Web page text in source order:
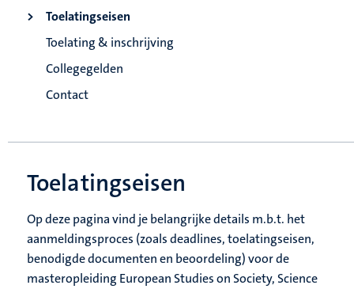
Toelatingseisen
Toelating & inschrijving
Collegegelden
Contact
Toelatingseisen
Op deze pagina vind je belangrijke details m.b.t. het
aanmeldingsproces (zoals deadlines, toelatingseisen,
benodigde documenten en beoordeling) voor de
masteropleiding European Studies on Society, Science